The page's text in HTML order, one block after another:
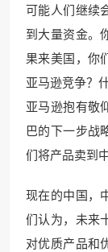
可能人们继续
到大量资金。
果来美国，你
亚马逊竞争？
亚马逊抱有敬
巴的下一步战
们将产品卖到中
现在的中国，
们认为，未来
对优质产品和